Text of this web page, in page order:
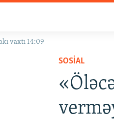
vaxtı 14:09
SOSIAL